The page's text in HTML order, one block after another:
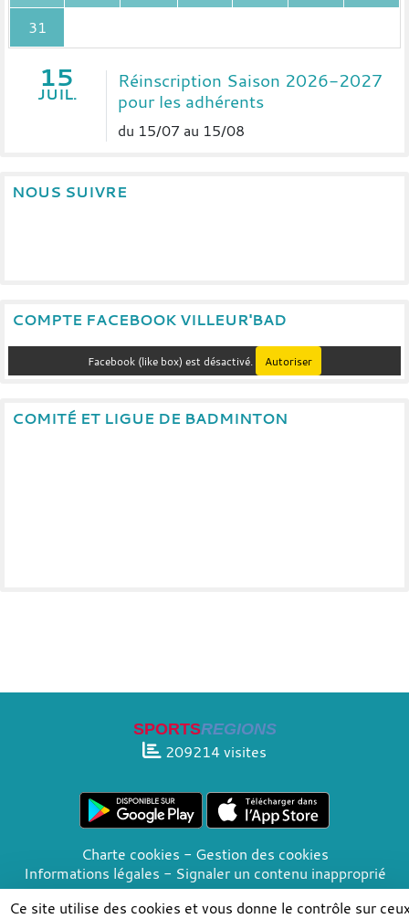
31
15
JUIL.
Réinscription Saison 2026-2027
pour les adhérents
du 15/07 au 15/08
NOUS SUIVRE
COMPTE FACEBOOK VILLEUR'BAD
Facebook (like box) est désactivé. Autoriser
COMITÉ ET LIGUE DE BADMINTON
SPORTSREGIONS
209214visites
Charte cookies
Gestion des cookies
Informations légales
Signaler un contenu inapproprié
Ce site utilise des cookies et vous donne le contrôle sur